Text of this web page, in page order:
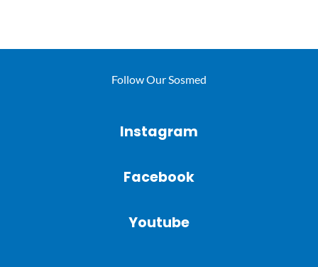
Follow Our Sosmed
Instagram
Facebook
Youtube